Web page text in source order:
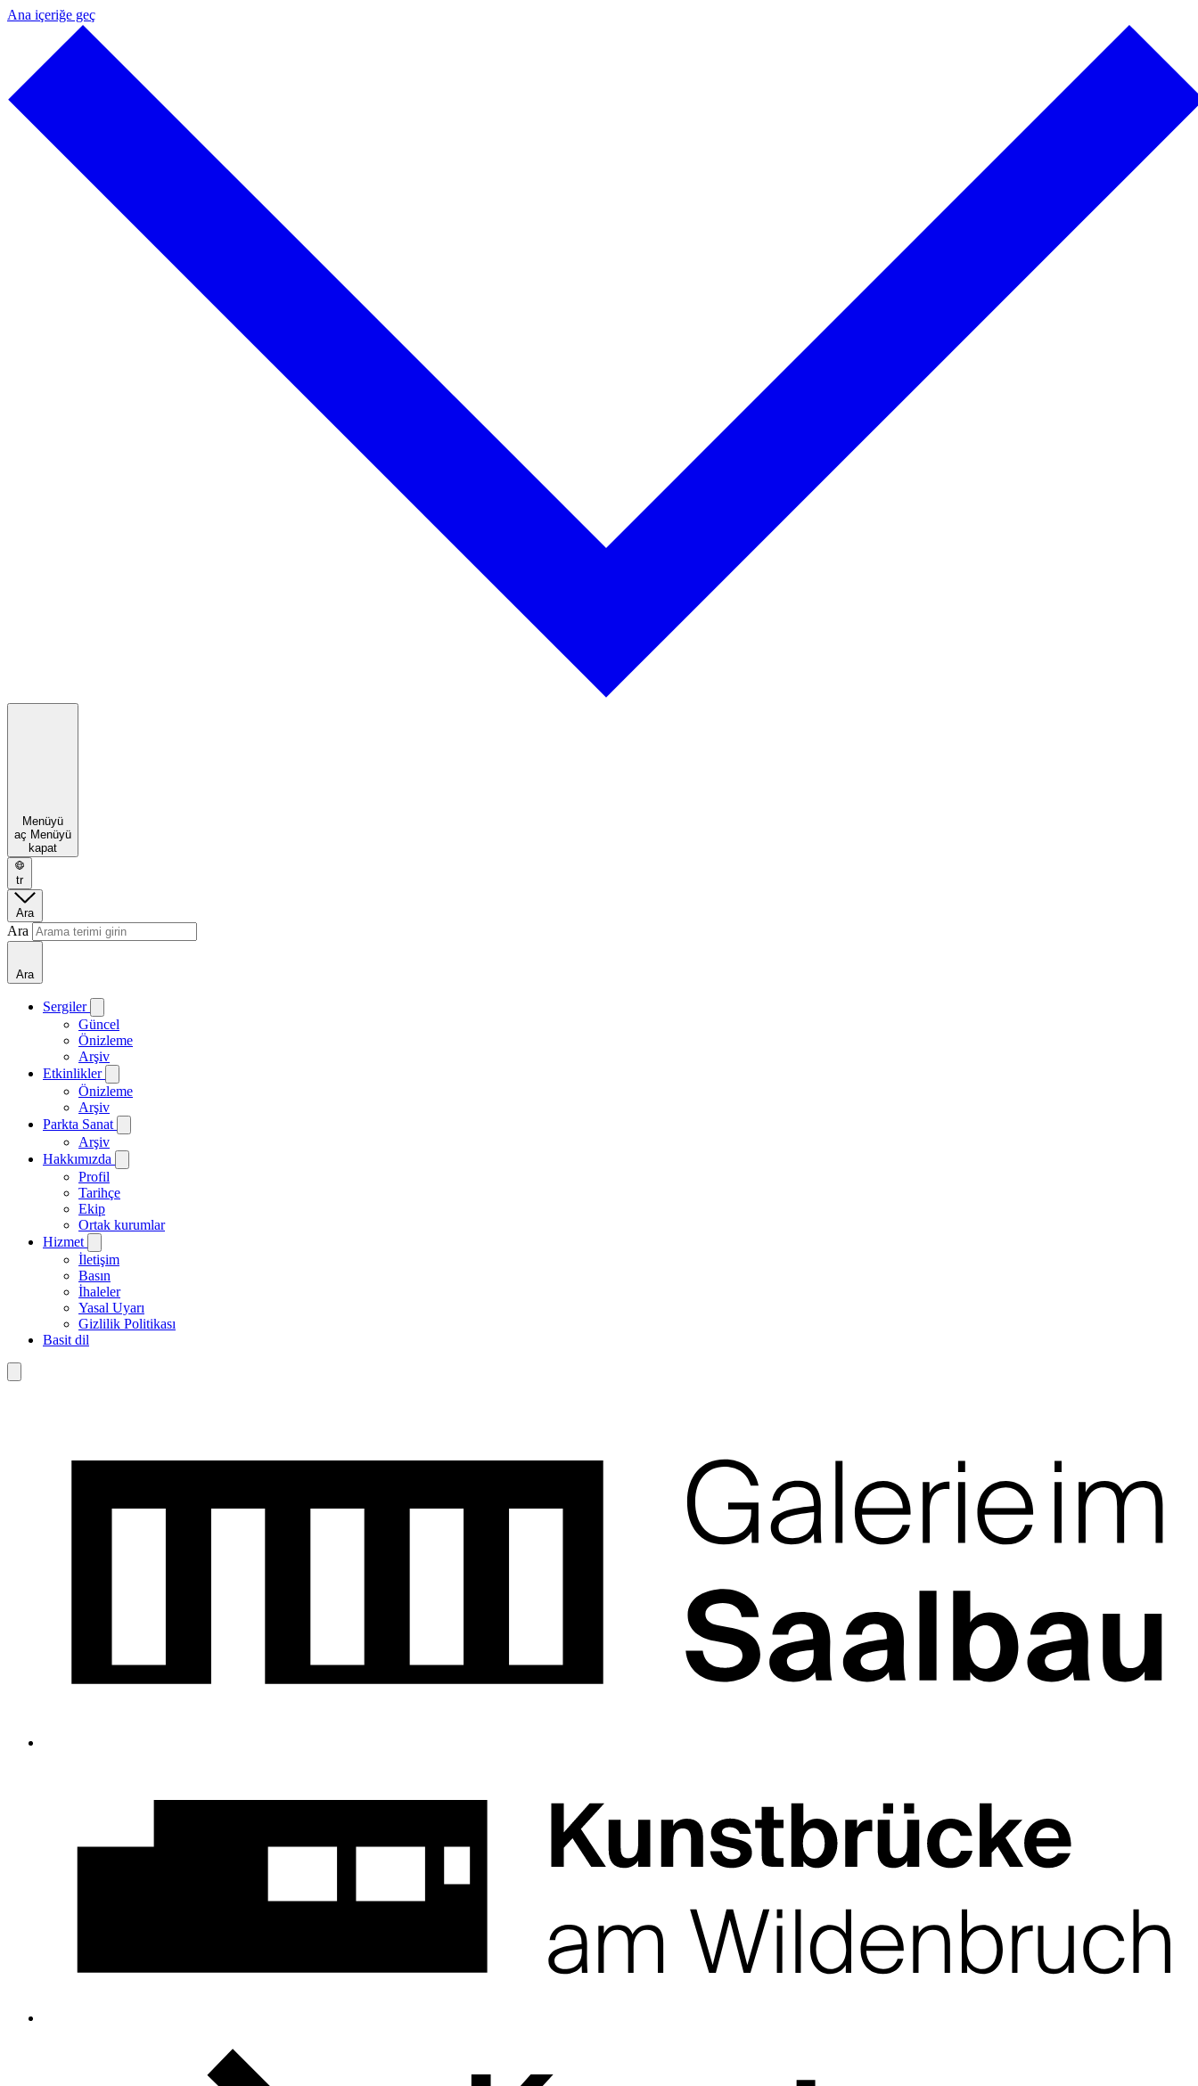
Ana içeriğe geç
Menüyü
aç Menüyü
kapat
tr
Ara
Ara
Ara
Sergiler
Güncel
Önizleme
Arşiv
Etkinlikler
Önizleme
Arşiv
Parkta Sanat
Arşiv
Hakkımızda
Profil
Tarihçe
Ekip
Ortak kurumlar
Hizmet
İletişim
Basın
İhaleler
Yasal Uyarı
Gizlilik Politikası
Basit dil